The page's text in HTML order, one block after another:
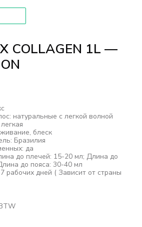
COLLAGEN 1L —
натуральные с легкой волной
блеск
Бразилия
да
до плечей: 15-20 мл; Длина до
до пояса: 30-40 мл
рабочих дней ( Зависит от страны